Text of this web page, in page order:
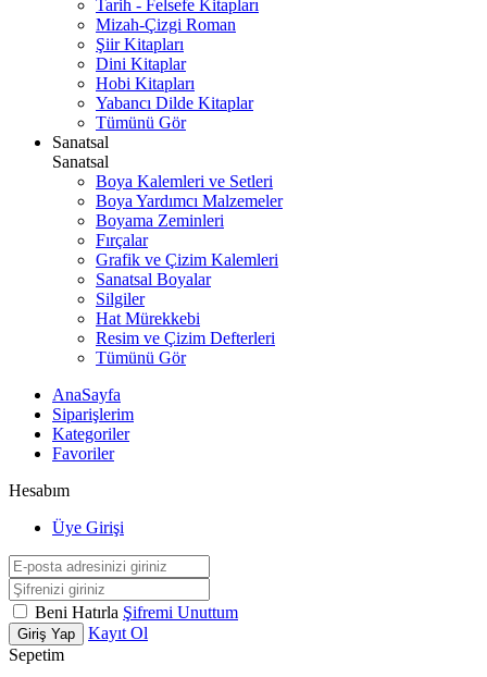
Tarih - Felsefe Kitapları
Mizah-Çizgi Roman
Şiir Kitapları
Dini Kitaplar
Hobi Kitapları
Yabancı Dilde Kitaplar
Tümünü Gör
Sanatsal
Sanatsal
Boya Kalemleri ve Setleri
Boya Yardımcı Malzemeler
Boyama Zeminleri
Fırçalar
Grafik ve Çizim Kalemleri
Sanatsal Boyalar
Silgiler
Hat Mürekkebi
Resim ve Çizim Defterleri
Tümünü Gör
AnaSayfa
Siparişlerim
Kategoriler
Favoriler
Hesabım
Üye Girişi
Beni Hatırla Şifremi Unuttum
Giriş Yap
Kayıt Ol
Sepetim